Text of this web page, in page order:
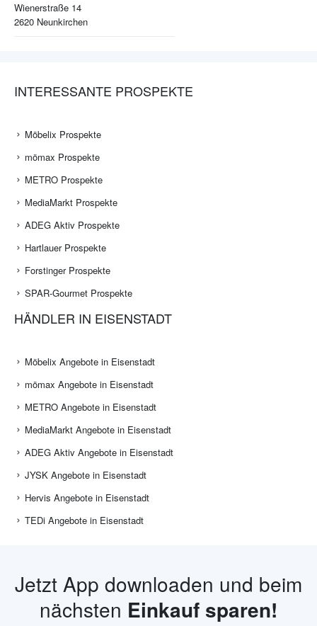
Wienerstraße 14
2620 Neunkirchen
INTERESSANTE PROSPEKTE
Möbelix Prospekte
mömax Prospekte
METRO Prospekte
MediaMarkt Prospekte
ADEG Aktiv Prospekte
Hartlauer Prospekte
Forstinger Prospekte
SPAR-Gourmet Prospekte
HÄNDLER IN EISENSTADT
Möbelix Angebote in Eisenstadt
mömax Angebote in Eisenstadt
METRO Angebote in Eisenstadt
MediaMarkt Angebote in Eisenstadt
ADEG Aktiv Angebote in Eisenstadt
JYSK Angebote in Eisenstadt
Hervis Angebote in Eisenstadt
TEDi Angebote in Eisenstadt
Jetzt App downloaden und beim
nächsten Einkauf sparen!